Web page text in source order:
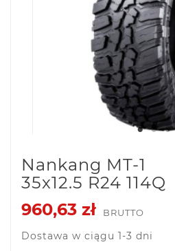
Nankang MT-1
35x12.5 R24 114Q
960,63 zł
BRUTTO
Dostawa w ciągu 1-3 dni